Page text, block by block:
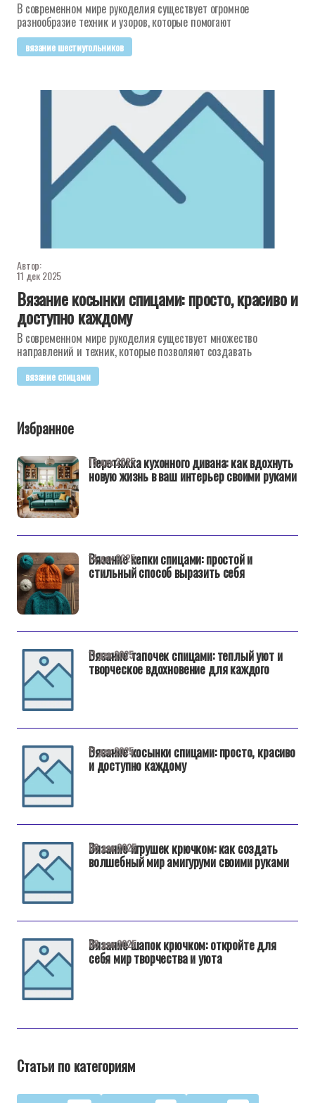
В современном мире рукоделия существует огромное
разнообразие техник и узоров, которые помогают
вязание шестиугольников
Автор:
11 дек 2025
Вязание косынки спицами: просто, красиво и
доступно каждому
В современном мире рукоделия существует множество
направлений и техник, которые позволяют создавать
вязание спицами
Избранное
Перетяжка кухонного дивана: как вдохнуть
новую жизнь в ваш интерьер своими руками
16 дек 2025
Вязание кепки спицами: простой и
стильный способ выразить себя
14 дек 2025
Вязание тапочек спицами: теплый уют и
творческое вдохновение для каждого
11 дек 2025
Вязание косынки спицами: просто, красиво
и доступно каждому
11 дек 2025
Вязание игрушек крючком: как создать
волшебный мир амигуруми своими руками
08 дек 2025
Вязание шапок крючком: откройте для
себя мир творчества и уюта
08 дек 2025
Статьи по категориям